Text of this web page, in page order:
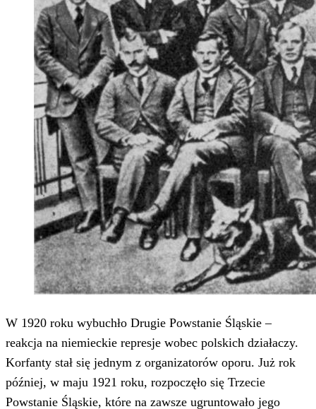
W 1920 roku wybuchło Drugie Powstanie Śląskie –
reakcja na niemieckie represje wobec polskich działaczy.
Korfanty stał się jednym z organizatorów oporu. Już rok
później, w maju 1921 roku, rozpoczęło się Trzecie
Powstanie Śląskie, które na zawsze ugruntowało jego